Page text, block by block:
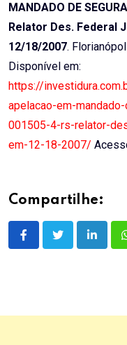
MANDADO DE
Relator Des. Federal
12/18/2007.
Disponível em:
https://
apelacao-em-
001505-4-rs-relator-
em-12-18-2007/
Compartilhe: